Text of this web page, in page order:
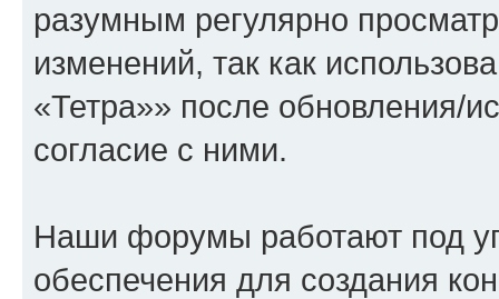
разумным регулярно
изменений, так как
«Тетра»» после обновления/
согласие с ними.
Наши форумы работают под
обеспечения для создания